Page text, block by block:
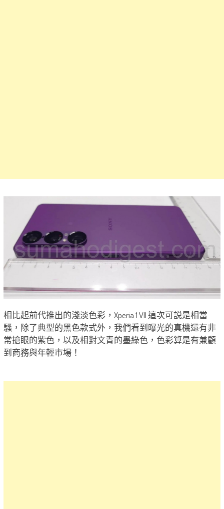
相比起前代推出的淺淡色彩，Xperia 1 VII 這次可説是相當
騷，除了典型的黑色款式外，我們看到曝光的真機還有非
常搶眼的紫色，以及相對文青的墨綠色，色彩算是有兼顧
到商務與年輕市場！